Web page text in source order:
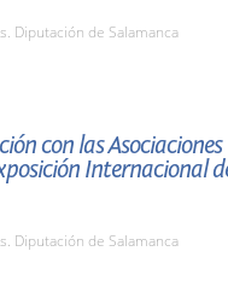
Diputación de Salamanca
con las Asociaciones
Internacional
Diputación de Salamanca